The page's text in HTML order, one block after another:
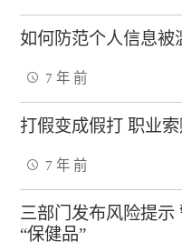
如何防范个人信息被
7 年 前
打假变成假打 职业
7 年 前
三部门发布风险提示
“保健品”